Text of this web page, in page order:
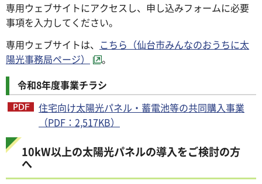
専用ウェブサイトにアクセスし、申し込みフォームに必要
事項を入力してください。
専用ウェブサイトは、 こちら（仙台市みんなのおうちに太
陽光事務局ページ）
。
令和8年度事業チラシ
住宅向け太陽光パネル・蓄電池等の共同購入事業
（PDF：2,517KB）
10kW以上の太陽光パネルの導入をご検討の方
へ